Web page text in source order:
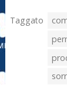
Taggato